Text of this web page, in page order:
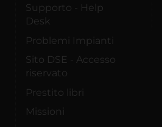
Supporto - Help
Desk
Problemi Impianti
Sito DSE - Accesso
riservato
Prestito libri
Missioni